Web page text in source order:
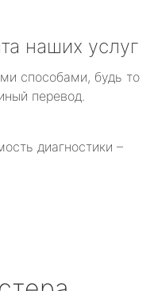
наших услуг
способами, будь то
перевод.
диагностики –